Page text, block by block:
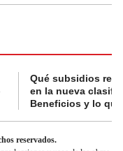
Qué subsidios
en la nueva
Beneficios y lo
reservados.